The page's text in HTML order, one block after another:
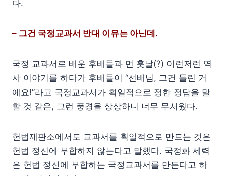
다.
– 그건 국정교과서 반대 이유는 아닌데.
국정 교과서로 배운 후배들과 먼 훗날(?) 이런저런 역
사 이야기를 하다가 후배들이 “선배님, 그건 틀린 거
에요!”라고 국정교과서가 획일적으로 정한 정답을 말
할 것 같은, 그런 풍경을 상상하니 너무 무서웠다.
헌법재판소에서도 교과서를 획일적으로 만드는 것은
헌법 정신에 부합하지 않는다고 말했다. 국정화 세력
은 헌법 정신에 부합하는 국정교과서를 만든다고 하